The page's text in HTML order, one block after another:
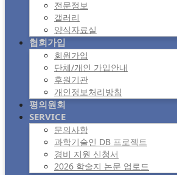
전문정보
갤러리
양식자료실
협회가입
회원가입
단체/개인 가입안내
후원기관
개인정보처리방침
평의원회
SERVICE
문의사항
과학기술인 DB 프로젝트
경비 지원 신청서
2026 학술지 논문 업로드